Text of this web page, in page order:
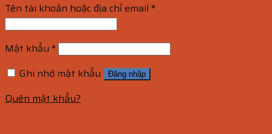
Tên tài khoản hoặc địa chỉ email *
Mật khẩu *
Ghi nhớ mật khẩu
Đăng nhập
Quên mật khẩu?